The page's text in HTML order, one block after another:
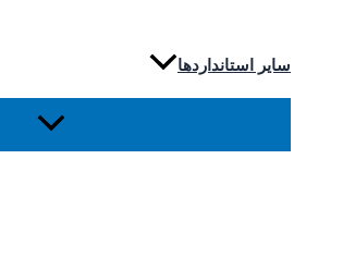
سایر استانداردها